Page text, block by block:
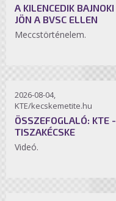
A KILENCEDIK BAJNOKI
JÖN A BVSC ELLEN
Meccstörténelem.
2026-08-04,
KTE/kecskemetite.hu
ÖSSZEFOGLALÓ: KTE -
TISZAKÉCSKE
Videó.